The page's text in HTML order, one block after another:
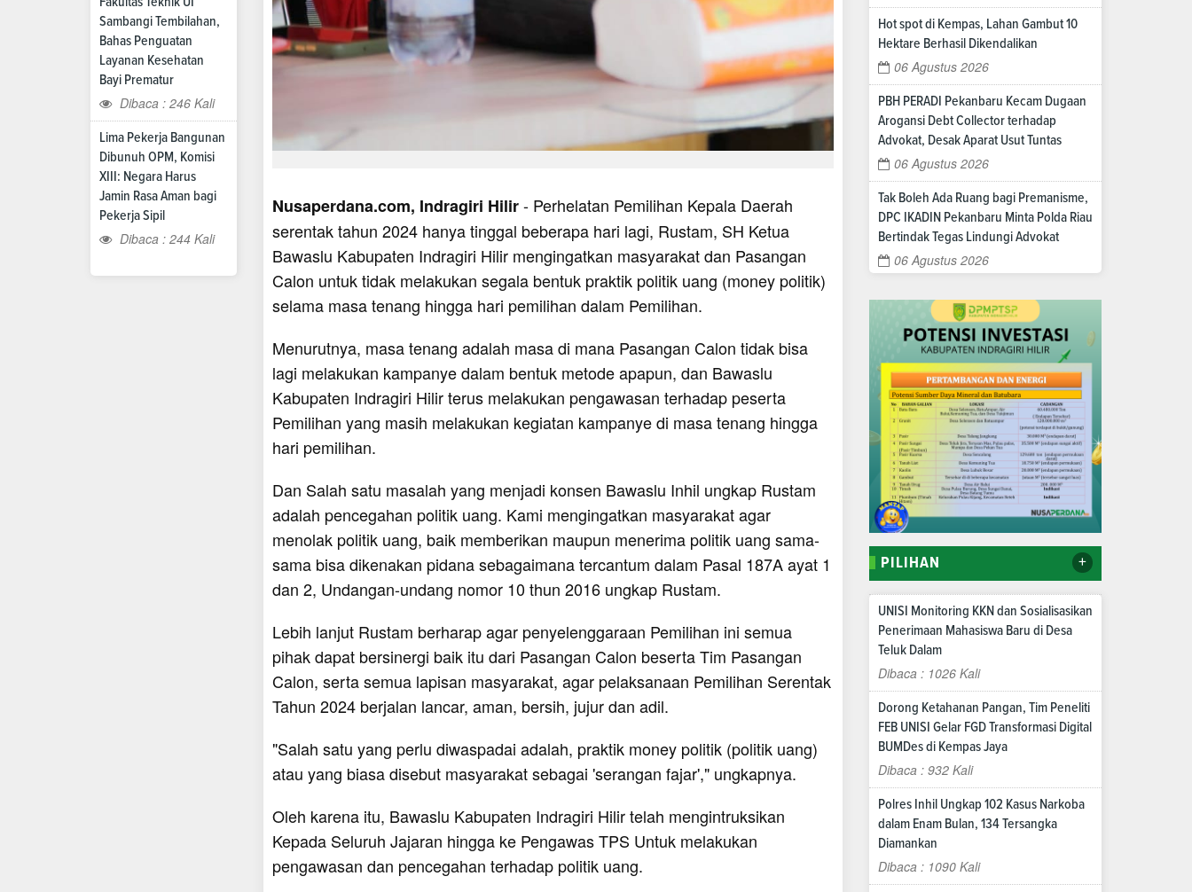
Sambangi Tembilahan,
Bahas Penguatan
Layanan Kesehatan
Bayi Prematur
Dibaca : 246 Kali
Lima Pekerja Bangunan
Dibunuh OPM, Komisi
XIII: Negara Harus
Jamin Rasa Aman bagi
Pekerja Sipil
Dibaca : 244 Kali
Nusaperdana.com, Indragiri Hilir- Perhelatan Pemilihan Kepala Daerah
serentak tahun 2024 hanya tinggal beberapa hari lagi, Rustam, SH Ketua
Bawaslu Kabupaten Indragiri Hilir mengingatkan masyarakat dan Pasangan
Calon untuk tidak melakukan segala bentuk praktik politik uang (money politik)
selama masa tenang hingga hari pemilihan dalam Pemilihan.
Menurutnya, masa tenang adalah masa di mana Pasangan Calon tidak bisa
lagi melakukan kampanye dalam bentuk metode apapun, dan Bawaslu
Kabupaten Indragiri Hilir terus melakukan pengawasan terhadap peserta
Pemilihan yang masih melakukan kegiatan kampanye di masa tenang hingga
hari pemilihan.
Dan Salah satu masalah yang menjadi konsen Bawaslu Inhil ungkap Rustam
adalah pencegahan politik uang. Kami mengingatkan masyarakat agar
menolak politik uang, baik memberikan maupun menerima politik uang sama-
sama bisa dikenakan pidana sebagaimana tercantum dalam Pasal 187A ayat 1
dan 2, Undangan-undang nomor 10 thun 2016 ungkap Rustam.
Lebih lanjut Rustam berharap agar penyelenggaraan Pemilihan ini semua
pihak dapat bersinergi baik itu dari Pasangan Calon beserta Tim Pasangan
Calon, serta semua lapisan masyarakat, agar pelaksanaan Pemilihan Serentak
Tahun 2024 berjalan lancar, aman, bersih, jujur dan adil.
"Salah satu yang perlu diwaspadai adalah, praktik money politik (politik uang)
atau yang biasa disebut masyarakat sebagai 'serangan fajar'," ungkapnya.
Oleh karena itu, Bawaslu Kabupaten Indragiri Hilir telah mengintruksikan
Kepada Seluruh Jajaran hingga ke Pengawas TPS Untuk melakukan
pengawasan dan pencegahan terhadap politik uang.
Hot spot di Kempas, Lahan Gambut 10
Hektare Berhasil Dikendalikan
06 Agustus 2026
PBH PERADI Pekanbaru Kecam Dugaan
Arogansi Debt Collector terhadap
Advokat, Desak Aparat Usut Tuntas
06 Agustus 2026
Tak Boleh Ada Ruang bagi Premanisme,
DPC IKADIN Pekanbaru Minta Polda Riau
Bertindak Tegas Lindungi Advokat
06 Agustus 2026
PILIHAN +
UNISI Monitoring KKN dan Sosialisasikan
Penerimaan Mahasiswa Baru di Desa
Teluk Dalam
Dibaca : 1026 Kali
Dorong Ketahanan Pangan, Tim Peneliti
FEB UNISI Gelar FGD Transformasi Digital
BUMDes di Kempas Jaya
Dibaca : 932 Kali
Polres Inhil Ungkap 102 Kasus Narkoba
dalam Enam Bulan, 134 Tersangka
Diamankan
Dibaca : 1090 Kali